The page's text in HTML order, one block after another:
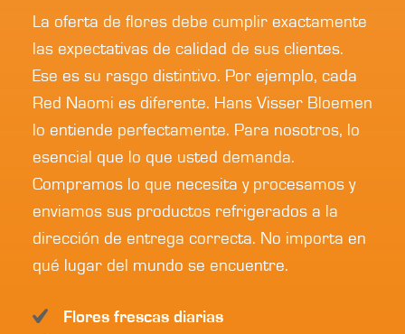
La oferta de flores debe cumplir exactamente
las expectativas de calidad de sus clientes.
Ese es su rasgo distintivo. Por ejemplo, cada
Red Naomi es diferente. Hans Visser Bloemen
lo entiende perfectamente. Para nosotros, lo
esencial que lo que usted demanda.
Compramos lo que necesita y procesamos y
enviamos sus productos refrigerados a la
dirección de entrega correcta. No importa en
qué lugar del mundo se encuentre.
Flores frescas diarias